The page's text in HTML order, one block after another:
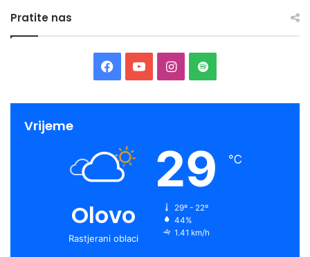
Pratite nas
Facebook
YouTubeInstagram
Spotify
Vrijeme
Olovo
Rastjerani oblaci
29 ℃
29º - 22º
44%
1.41 km/h